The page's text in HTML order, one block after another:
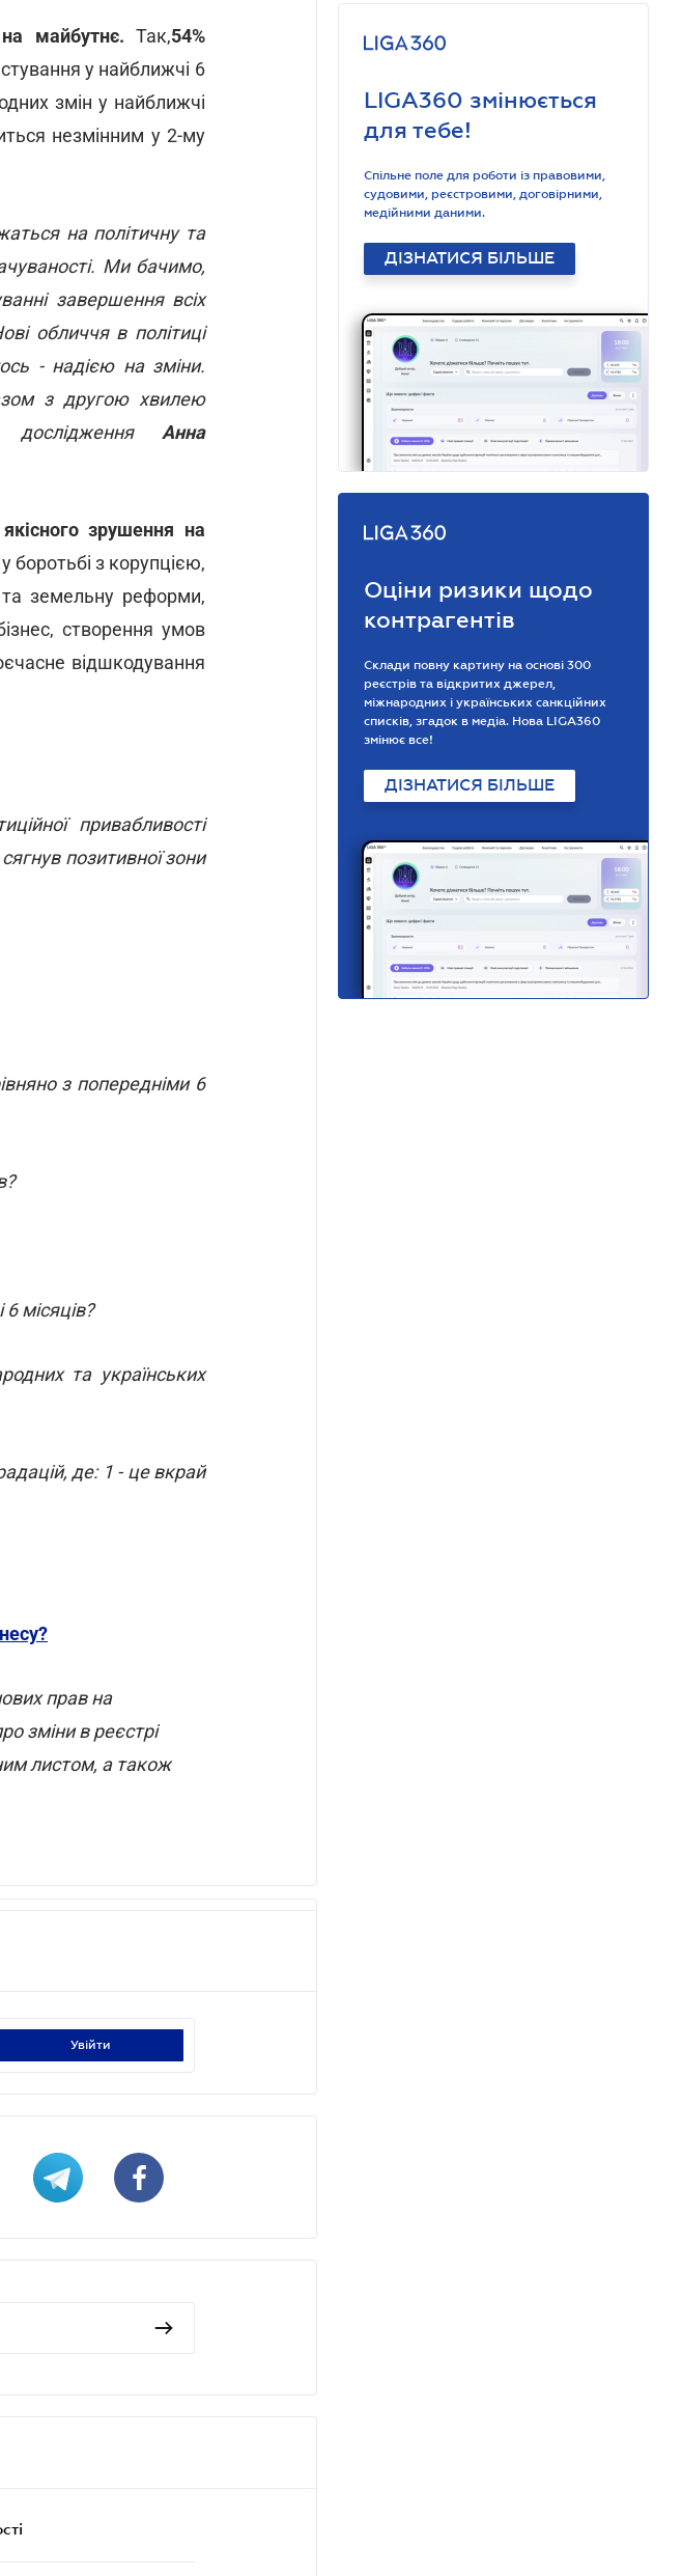
майбутнє. Так,54%
у найближчі 6
змін у найближчі
незмінним у 2-му
на політичну та
Ми бачимо,
завершення всіх
обличчя в політиці
- надією на зміни.
з другою хвилею
Анна
зрушення на
боротьбі з корупцією,
земельну реформи,
створення умов
відшкодування
привабливості
позитивної зони
з попередніми 6
місяців?
та українських
де: 1 - це вкрай
прав на
зміни в реєстрі
листом, а також
увійти
LIGA360 змінюється
для тебе!
Спільне поле для роботи із правовими,
судовими, реєстровими, договірними,
медійними даними.
ДІЗНАТИСЯ БІЛЬШЕ
Оціни ризики щодо
контрагентів
Склади повну картину на основі 300
реєстрів та відкритих джерел,
міжнародних і українських санкційних
списків, згадок в медіа. Нова LIGA360
змінює все!
ДІЗНАТИСЯ БІЛЬШЕ